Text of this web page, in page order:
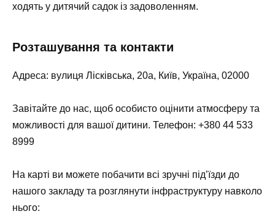
ходять у дитячий садок із задоволенням.
Розташування та контакти
Адреса: вулиця Лісківська, 20а, Київ, Україна, 02000
Завітайте до нас, щоб особисто оцінити атмосферу та
можливості для вашої дитини. Телефон: +380 44 533
8999
На карті ви можете побачити всі зручні під’їзди до
нашого закладу та розглянути інфраструктуру навколо
нього: